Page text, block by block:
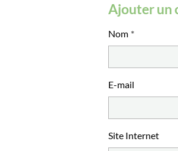
Ajouter un
Nom
E-mail
Site Internet